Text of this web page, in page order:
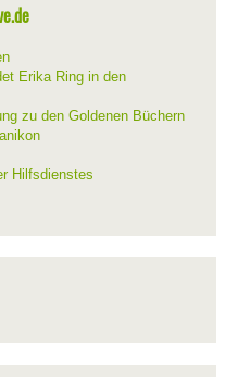
Erika Ring in den
zu den Goldenen Büchern
Hilfsdienstes